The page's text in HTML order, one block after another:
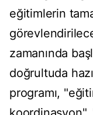
eğitimlerin
zamanında
doğrultuda
programı,